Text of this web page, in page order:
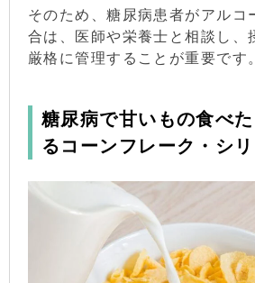
そのため、糖尿病患者がアルコ
合は、医師や栄養士と相談し、
厳格に管理することが重要です。
糖尿病で甘いもの食べ
るコーンフレーク・シ